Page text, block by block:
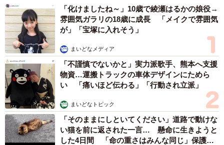
「化けましたね～」10歳で綾瀬はるかの娘役→
雰囲気ガラリの18歳に成長 「メイクで雰囲気
が」「宝塚に入れそう」
まいどなメディア
「不謹慎でないかと」実力派歌手、熊本へ支援
物資…運搬トラックの車体デザインにためら
い 「痛いほど伝わる」「行動され立派」
まいどなトピック
「そのままにしといてください」道路で動けな
い猫を前に返された一言… 懸命に生きようと
した4日間 「命の重さはみんな同じ」保護団